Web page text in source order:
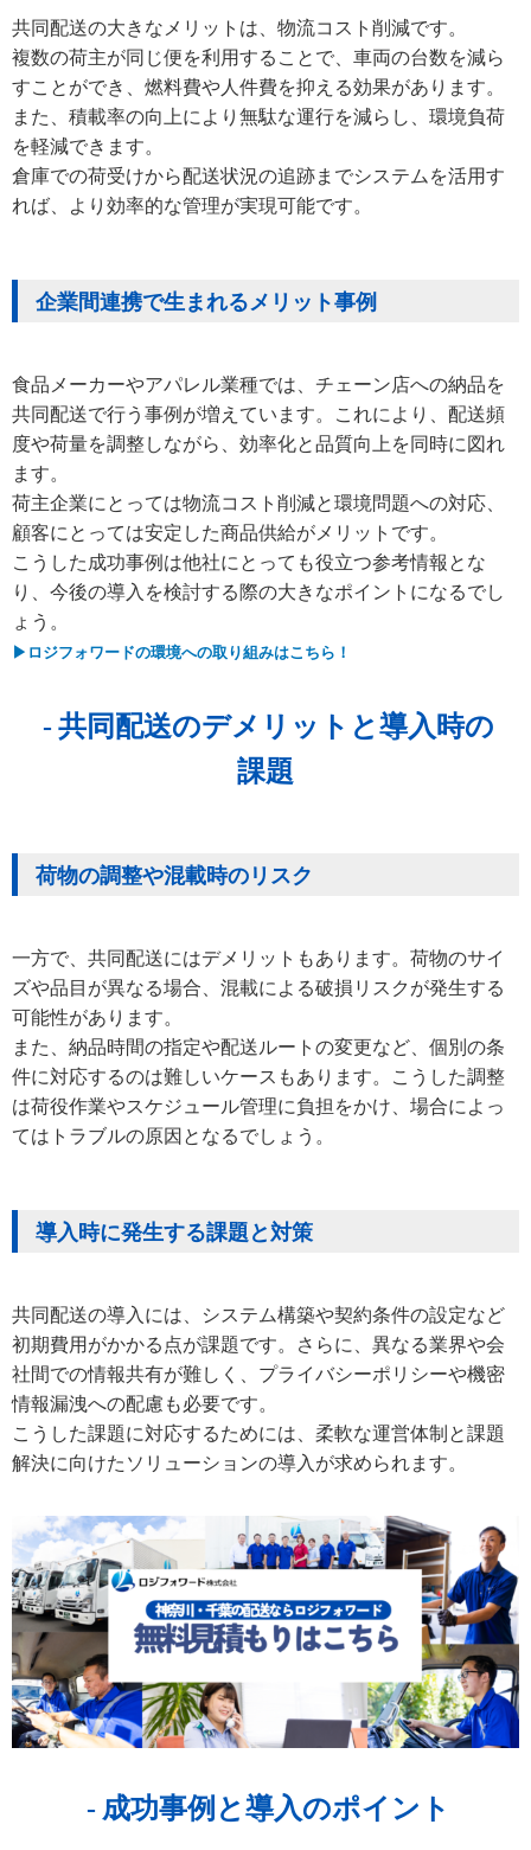
共同配送の大きなメリットは、物流コスト削減です。
複数の荷主が同じ便を利用することで、車両の台数を減ら
すことができ、燃料費や人件費を抑える効果があります。
また、積載率の向上により無駄な運行を減らし、環境負荷
を軽減できます。
倉庫での荷受けから配送状況の追跡までシステムを活用す
れば、より効率的な管理が実現可能です。
企業間連携で生まれるメリット事例
食品メーカーやアパレル業種では、チェーン店への納品を
共同配送で行う事例が増えています。これにより、配送頻
度や荷量を調整しながら、効率化と品質向上を同時に図れ
ます。
荷主企業にとっては物流コスト削減と環境問題への対応、
顧客にとっては安定した商品供給がメリットです。
こうした成功事例は他社にとっても役立つ参考情報とな
り、今後の導入を検討する際の大きなポイントになるでし
ょう。
▶ロジフォワードの環境への取り組みはこちら！
共同配送のデメリットと導入時の
課題
荷物の調整や混載時のリスク
一方で、共同配送にはデメリットもあります。荷物のサイ
ズや品目が異なる場合、混載による破損リスクが発生する
可能性があります。
また、納品時間の指定や配送ルートの変更など、個別の条
件に対応するのは難しいケースもあります。こうした調整
は荷役作業やスケジュール管理に負担をかけ、場合によっ
てはトラブルの原因となるでしょう。
導入時に発生する課題と対策
共同配送の導入には、システム構築や契約条件の設定など
初期費用がかかる点が課題です。さらに、異なる業界や会
社間での情報共有が難しく、プライバシーポリシーや機密
情報漏洩への配慮も必要です。
こうした課題に対応するためには、柔軟な運営体制と課題
解決に向けたソリューションの導入が求められます。
成功事例と導入のポイント